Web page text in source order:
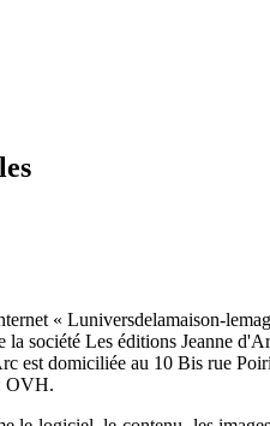
« Luniversdelamaison-
la société Les éditions Jeanne
est domiciliée au 10 Bis rue
OVH.